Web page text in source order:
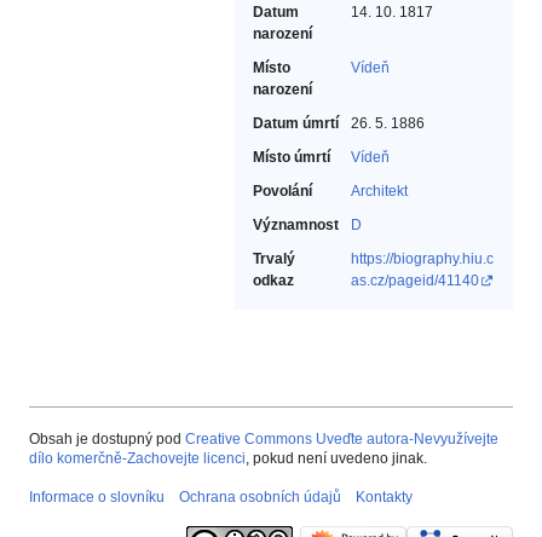
Datum
narození
14. 10. 1817
Místo
narození
Vídeň
Datum úmrtí
26. 5. 1886
Místo úmrtí
Vídeň
Povolání
Architekt‎
Významnost
D
Trvalý
odkaz
https://biography.hiu.c
as.cz/pageid/41140
Obsah je dostupný pod Creative Commons Uveďte autora-Nevyužívejte
dílo komerčně-Zachovejte licenci, pokud není uvedeno jinak.
Informace o slovníku Ochrana osobních údajů Kontakty